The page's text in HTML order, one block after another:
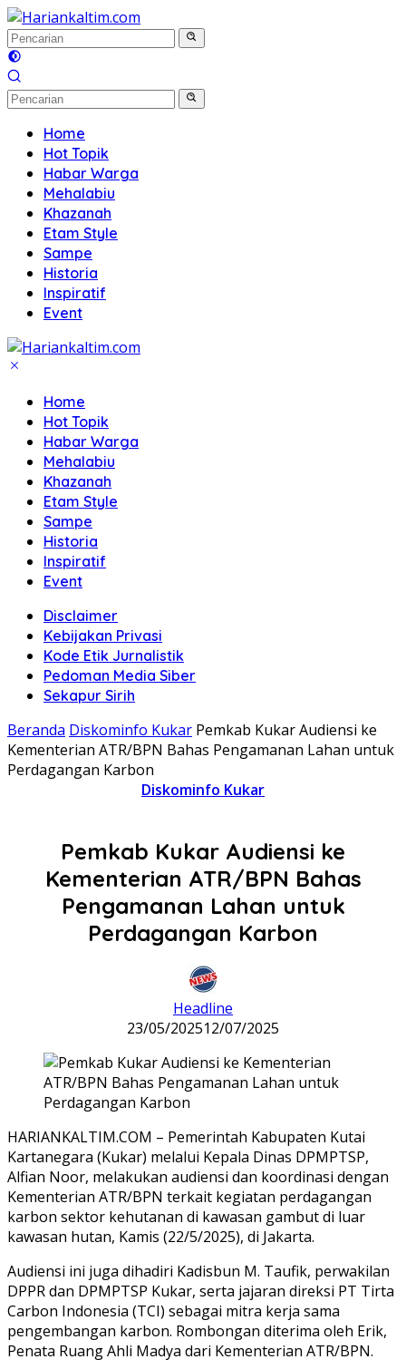
Langsung
ke
konten
Home
Hot Topik
Habar Warga
Mehalabiu
Khazanah
Etam Style
Sampe
Historia
Inspiratif
Event
Home
Hot Topik
Habar Warga
Mehalabiu
Khazanah
Etam Style
Sampe
Historia
Inspiratif
Event
Disclaimer
Kebijakan Privasi
Kode Etik Jurnalistik
Pedoman Media Siber
Sekapur Sirih
Beranda Diskominfo Kukar Pemkab Kukar Audiensi ke
Kementerian ATR/BPN Bahas Pengamanan Lahan untuk
Perdagangan Karbon
Diskominfo Kukar
Pemkab Kukar Audiensi ke
Kementerian ATR/BPN Bahas
Pengamanan Lahan untuk
Perdagangan Karbon
Headline
23/05/202512/07/2025
HARIANKALTIM.COM – Pemerintah Kabupaten Kutai
Kartanegara (Kukar) melalui Kepala Dinas DPMPTSP,
Alfian Noor, melakukan audiensi dan koordinasi dengan
Kementerian ATR/BPN terkait kegiatan perdagangan
karbon sektor kehutanan di kawasan gambut di luar
kawasan hutan, Kamis (22/5/2025), di Jakarta.
Audiensi ini juga dihadiri Kadisbun M. Taufik, perwakilan
DPPR dan DPMPTSP Kukar, serta jajaran direksi PT Tirta
Carbon Indonesia (TCI) sebagai mitra kerja sama
pengembangan karbon. Rombongan diterima oleh Erik,
Penata Ruang Ahli Madya dari Kementerian ATR/BPN.